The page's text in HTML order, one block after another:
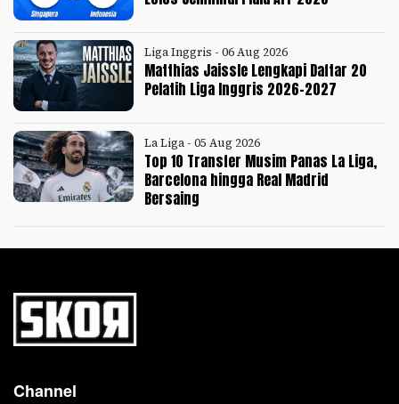
Liga Inggris - 06 Aug 2026
Matthias Jaissle Lengkapi Daftar 20
Pelatih Liga Inggris 2026-2027
La Liga - 05 Aug 2026
Top 10 Transfer Musim Panas La Liga,
Barcelona hingga Real Madrid
Bersaing
Channel